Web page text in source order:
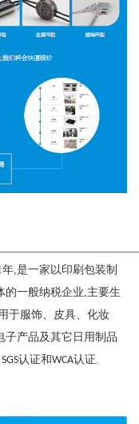
年,是一家以印刷包装制
的一般纳税企业,主要生
于服饰、皮具、化妆
子产品及其它日用制品
SGS认证和WCA认证.